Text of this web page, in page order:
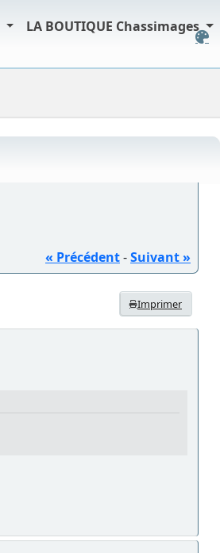
LA BOUTIQUE Chassimages
« Précédent-Suivant »
Imprimer